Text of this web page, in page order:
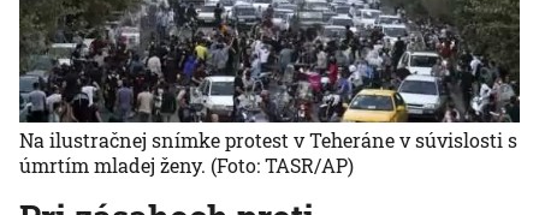
Na ilustračnej snímke protest v Teheráne v súvislosti s
úmrtím mladej ženy. (Foto: TASR/AP)